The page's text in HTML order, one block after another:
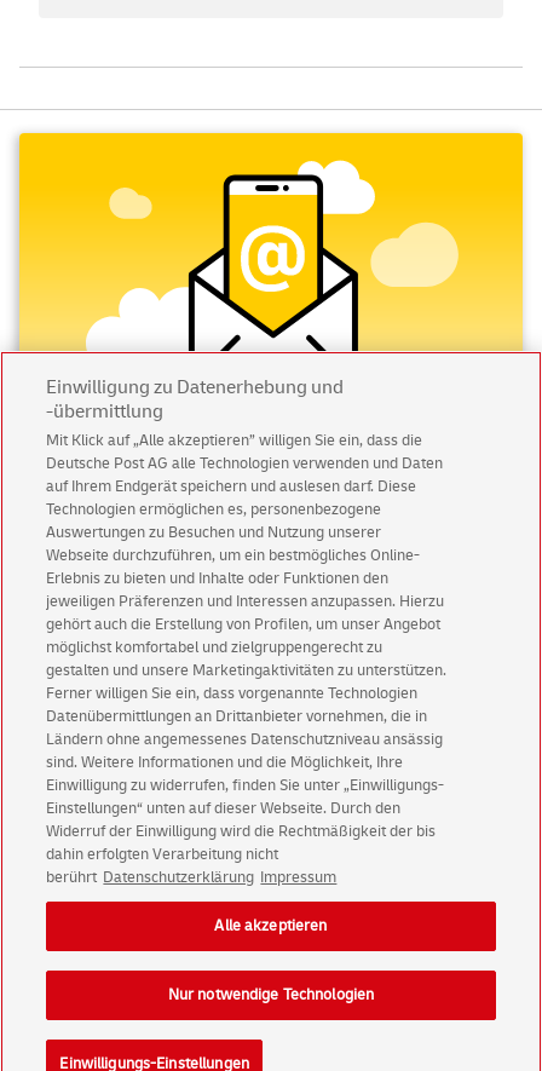
Abonnieren Sie unseren Newsletter
Immer informiert über exklusive Angebote und
Aktionen - jetzt mit Vorteil
Privatkundensichern sich einen5 € Gutschein
für POSTSCAN!
Geschäftskundenerhalten einen5 € Gutschein
für Briefmarke individuell!
Zur Newsletter-Anmeldung
© Thu Aug 06 08:33:42 CEST 2026 Deutsche Post AG
Impressum
Datenschutz
Einwilligungs-Einstellungen
Rechtliche Hinweise
Einwilligung zu Datenerhebung und
-übermittlung
Mit Klick auf „Alle akzeptieren” willigen Sie ein, dass die
Deutsche Post AG alle Technologien verwenden und Daten
auf Ihrem Endgerät speichern und auslesen darf. Diese
Technologien ermöglichen es, personenbezogene
Auswertungen zu Besuchen und Nutzung unserer
Webseite durchzuführen, um ein bestmögliches Online-
Erlebnis zu bieten und Inhalte oder Funktionen den
jeweiligen Präferenzen und Interessen anzupassen. Hierzu
gehört auch die Erstellung von Profilen, um unser Angebot
möglichst komfortabel und zielgruppengerecht zu
gestalten und unsere Marketingaktivitäten zu unterstützen.
Ferner willigen Sie ein, dass vorgenannte Technologien
Datenübermittlungen an Drittanbieter vornehmen, die in
Ländern ohne angemessenes Datenschutzniveau ansässig
sind. Weitere Informationen und die Möglichkeit, Ihre
Einwilligung zu widerrufen, finden Sie unter „Einwilligungs-
Einstellungen“ unten auf dieser Webseite. Durch den
Widerruf der Einwilligung wird die Rechtmäßigkeit der bis
dahin erfolgten Verarbeitung nicht
berührt Datenschutzerklärung Impressum
Einwilligungs-Einstellungen
Nur notwendige Technologien
Alle akzeptieren